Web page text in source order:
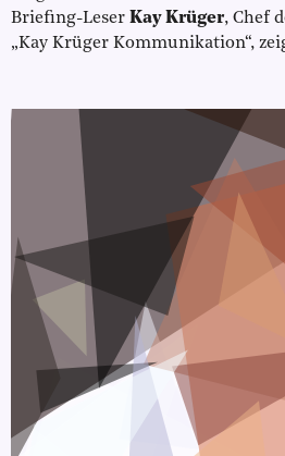
Briefing-Leser Kay Krüger, Chef
„Kay Krüger Kommunikation“,